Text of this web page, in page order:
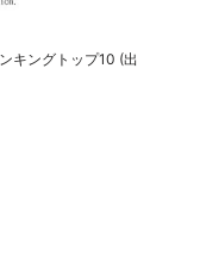
キングトップ10 (出